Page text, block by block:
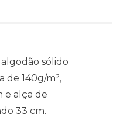
sólido
de 140g/m²,
e alça de
33 cm.